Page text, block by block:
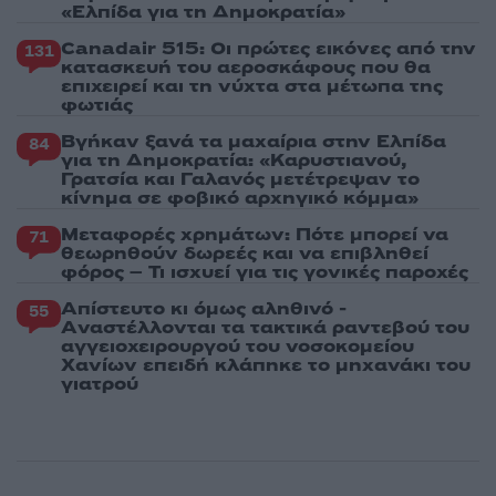
«Ελπίδα για τη Δημοκρατία»
131 Canadair 515: Οι πρώτες εικόνες από την
κατασκευή του αεροσκάφους που θα
επιχειρεί και τη νύχτα στα μέτωπα της
φωτιάς
84 Βγήκαν ξανά τα μαχαίρια στην Ελπίδα
για τη Δημοκρατία: «Καρυστιανού,
Γρατσία και Γαλανός μετέτρεψαν το
κίνημα σε φοβικό αρχηγικό κόμμα»
71 Μεταφορές χρημάτων: Πότε μπορεί να
θεωρηθούν δωρεές και να επιβληθεί
φόρος – Τι ισχυεί για τις γονικές παροχές
55 Απίστευτο κι όμως αληθινό -
Aναστέλλονται τα τακτικά ραντεβού του
αγγειοχειρουργού του νοσοκομείου
Χανίων επειδή κλάπηκε το μηχανάκι του
γιατρού